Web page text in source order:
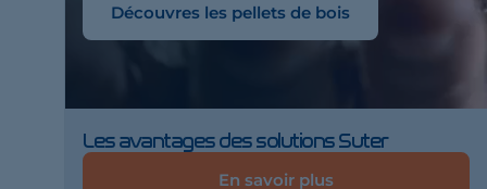
Découvres les pellets de bois
Les avantages des solutions Suter
En savoir plus